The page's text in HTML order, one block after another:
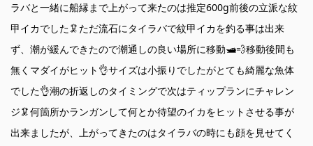
ラバと一緒に船縁まで上がって来たのは推定600g前後の立派な紋
甲イカでした🦑ただ流石にタイラバで紋甲イカを釣る事は出来
ず、潮が緩んできたので潮通しの良い場所に移動🛥💨移動後間も
無くマダイがヒット👌サイズは小振りでしたがとても綺麗な魚体
でした👌潮の折返しのタイミングで次はティップランにチャレン
ジ🦑何箇所かランガンして何とか待望のイカをヒットさせる事が
出来ましたが、上がってきたのはタイラバの時にも顔を見せてく